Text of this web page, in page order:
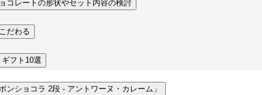
コレートの形状やセット内容の検討
だわる
フト10選
ンショコラ 2段 - アントワーヌ・カレーム」